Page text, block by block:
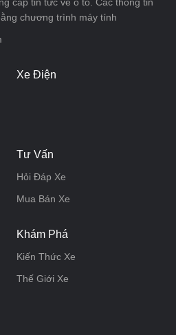
cấp tin tức về ô tô. Các thông tin
chương trình máy tính
Xe Điện
Tư Vấn
Hỏi Đáp Xe
Mua Bán Xe
Khám Phá
Kiến Thức Xe
Thế Giới Xe